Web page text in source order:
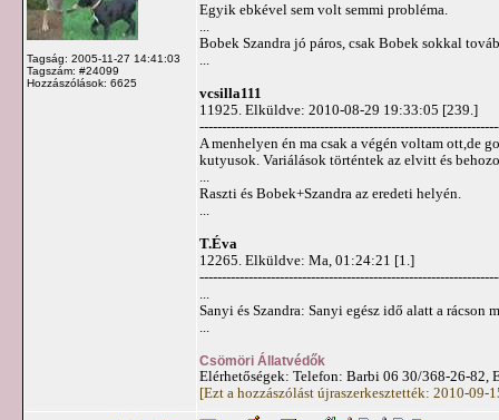
Tagság: 2005-11-27 14:41:03
Tagszám: #24099
Hozzászólások: 6625
Egyik ebkével sem volt semmi probléma.
Bobek Szandra jó páros, csak Bobek sokkal
vcsilla111
11925. Elküldve: 2010-08-29 19:33:05 [239.]
A menhelyen én ma csak a végén voltam ott,de
kutyusok. Variálások történtek az elvitt és
Raszti és Bobek+Szandra az eredeti helyén.
T.Éva
12265. Elküldve: Ma, 01:24:21 [1.]
Sanyi és Szandra: Sanyi egész idő alatt a rácson
Csömöri Állatvédők
Elérhetőségek: Telefon: Barbi 06 30/368-26-82,
[Ezt a hozzászólást újraszerkesztették: 2010-09-